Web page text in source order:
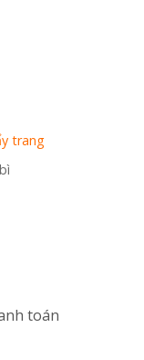
trang
toán